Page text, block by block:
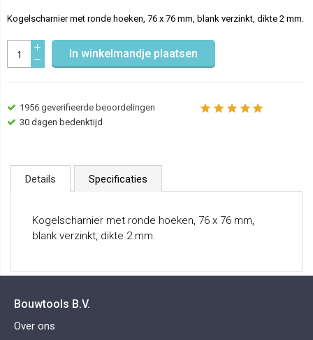
Kogelscharnier met ronde hoeken, 76 x 76 mm, blank verzinkt, dikte 2 mm.
In winkelmandje plaatsen
1956 geverifieerde beoordelingen
30 dagen bedenktijd
Details Specificaties
Kogelscharnier met ronde hoeken, 76 x 76 mm,
blank verzinkt, dikte 2 mm.
Bouwtools B.V.
Over ons